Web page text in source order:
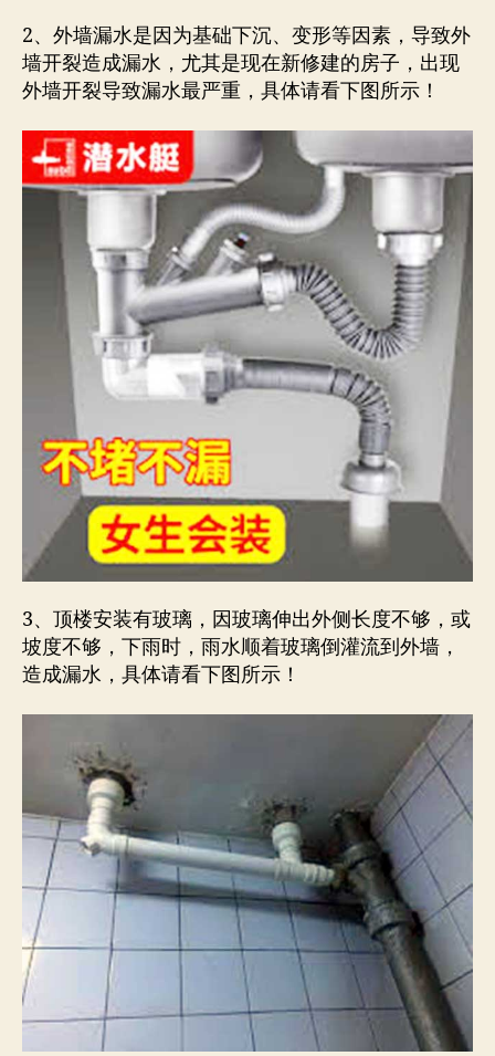
2、外墙漏水是因为基础下沉、变形等因素，导致外
墙开裂造成漏水，尤其是现在新修建的房子，出现
外墙开裂导致漏水最严重，具体请看下图所示！
3、顶楼安装有玻璃，因玻璃伸出外侧长度不够，或
坡度不够，下雨时，雨水顺着玻璃倒灌流到外墙，
造成漏水，具体请看下图所示！